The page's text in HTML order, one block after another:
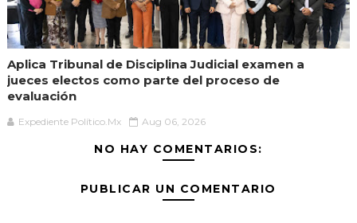
Aplica Tribunal de Disciplina Judicial examen a
jueces electos como parte del proceso de
evaluación
Expediente Político.Mx Aug 06, 2026
NO HAY COMENTARIOS:
PUBLICAR UN COMENTARIO